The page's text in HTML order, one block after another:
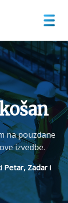
na pouzdane
izvedbe.
Petar, Zadar i